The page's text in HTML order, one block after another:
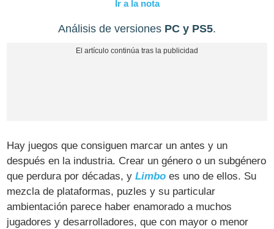
Ir a la nota
Análisis de versiones PC y PS5.
Hay juegos que consiguen marcar un antes y un
después en la industria. Crear un género o un subgénero
que perdura por décadas, yLimbo es uno de ellos. Su
mezcla de plataformas, puzles y su particular
ambientación parece haber enamorado a muchos
jugadores y desarrolladores, que con mayor o menor